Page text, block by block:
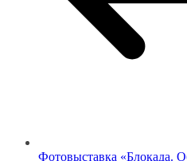
Фотовыставка «Блокада.